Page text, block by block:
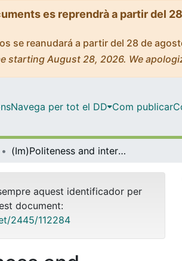
es reprendrà a partir del
se reanudará a partir del 28 de
starting August 28, 2026. We
Navega per tot el DD Com publicar
(Im)Politeness and interactions in Dialogic Literary Gatherings
aquest identificador per
document:
2445/112284